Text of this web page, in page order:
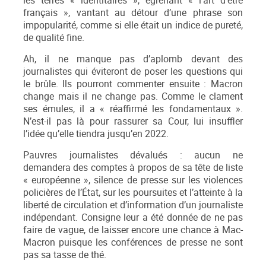
français », vantant au détour d’une phrase son
impopularité, comme si elle était un indice de pureté,
de qualité fine.
Ah, il ne manque pas d’aplomb devant des
journalistes qui éviteront de poser les questions qui
le brûle. Ils pourront commenter ensuite : Macron
change mais il ne change pas. Comme le clament
ses émules, il a « réaffirmé les fondamentaux ».
N’est-il pas là pour rassurer sa Cour, lui insuffler
l’idée qu’elle tiendra jusqu’en 2022.
Pauvres journalistes dévalués : aucun ne
demandera des comptes à propos de sa tête de liste
« européenne », silence de presse sur les violences
policières de l’État, sur les poursuites et l’atteinte à la
liberté de circulation et d’information d’un journaliste
indépendant. Consigne leur a été donnée de ne pas
faire de vague, de laisser encore une chance à Mac-
Macron puisque les conférences de presse ne sont
pas sa tasse de thé.